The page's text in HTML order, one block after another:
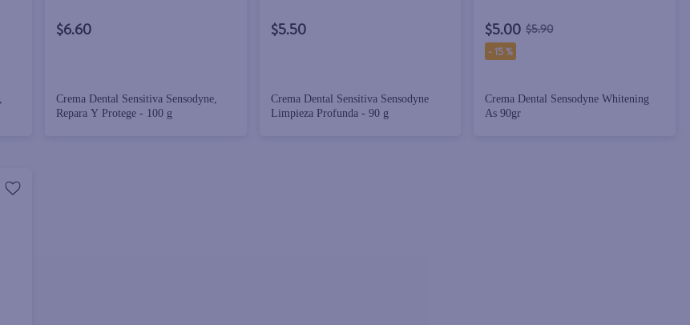
$6.60
Crema Dental Sensitiva Sensodyne,
Repara Y Protege - 100 g
$5.50
Crema Dental Sensitiva Sensodyne
Limpieza Profunda - 90 g
$5.00 $5.90
-15 %
Crema Dental Sensodyne Whitening
As 90gr